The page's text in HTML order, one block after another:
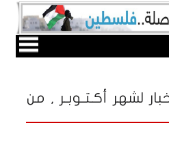
لشهر أكـتـوبـر , من